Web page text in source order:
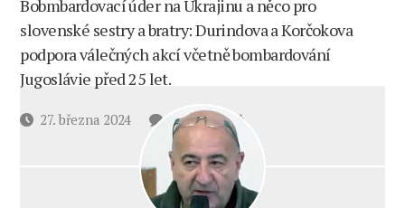
Bobmbardovací úder na Ukrajinu a něco pro
slovenské sestry a bratry: Durindova a Korčokova
podpora válečných akcí včetně bombardování
Jugoslávie před 25 let.
Datum27. března 2024 5 komentářůu
s
Putin